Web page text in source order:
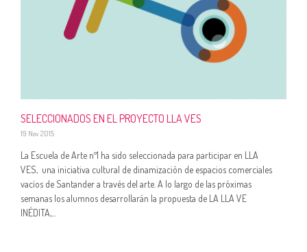
SELECCIONADOS EN EL PROYECTO LLA VES
19 Nov 2015
La Escuela de Arte nº1 ha sido seleccionada para participar en LLA
VES, una iniciativa cultural de dinamización de espacios comerciales
vacíos de Santander a través del arte. A lo largo de las próximas
semanas los alumnos desarrollarán la propuesta de LA LLA VE
INÉDITA,...